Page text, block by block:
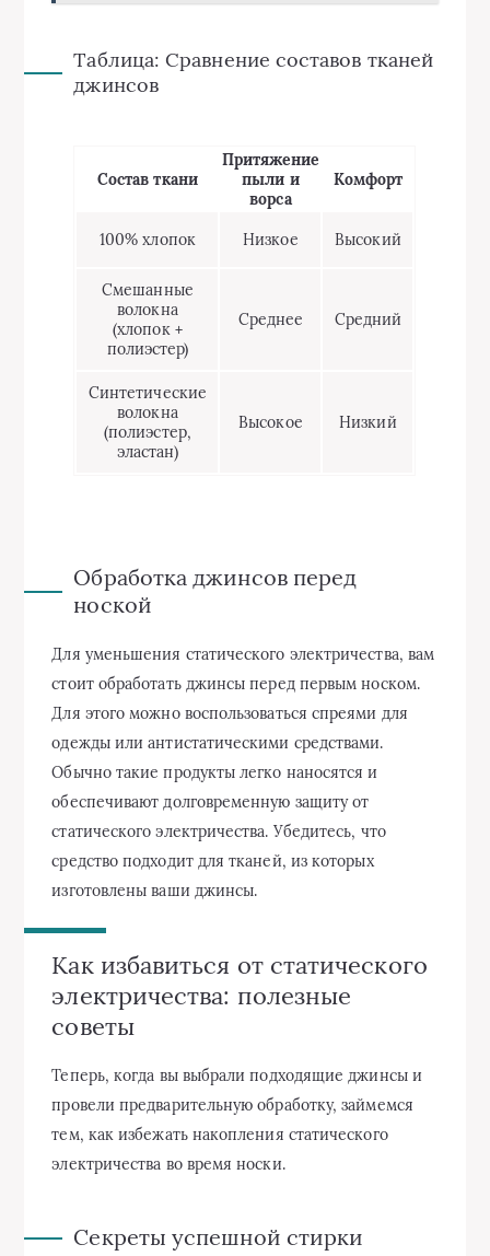
Таблица: Сравнение составов тканей
джинсов
Состав ткани
Притяжение
пыли и
ворса
Комфорт
100% хлопок Низкое Высокий
Смешанные
волокна
(хлопок +
полиэстер)
Среднее Средний
Синтетические
волокна
(полиэстер,
эластан)
Высокое Низкий
Обработка джинсов перед
ноской
Для уменьшения статического электричества, вам
стоит обработать джинсы перед первым носком.
Для этого можно воспользоваться спреями для
одежды или антистатическими средствами.
Обычно такие продукты легко наносятся и
обеспечивают долговременную защиту от
статического электричества. Убедитесь, что
средство подходит для тканей, из которых
изготовлены ваши джинсы.
Как избавиться от статического
электричества: полезные
советы
Теперь, когда вы выбрали подходящие джинсы и
провели предварительную обработку, займемся
тем, как избежать накопления статического
электричества во время носки.
Секреты успешной стирки